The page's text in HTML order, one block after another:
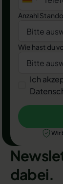
Anzahl
Wie hast du
Ich
Jetzt
Wir
dabei.